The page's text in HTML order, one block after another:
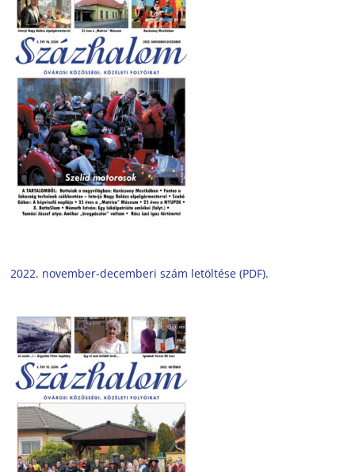
2022. november-decemberi szám letöltése (PDF).